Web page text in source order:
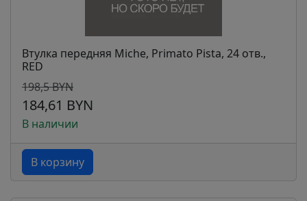
Втулка передняя Miche, Primato Pista, 24 отв.,
RED
198,5 BYN
184,61 BYN
В наличии
В корзину